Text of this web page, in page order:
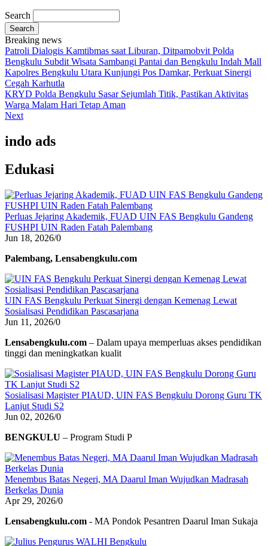
Search
Breaking news
Patroli Dialogis Kamtibmas saat Liburan, Ditpamobvit Polda
Bengkulu Subdit Wisata Sambangi Pantai dan Bengkulu Indah Mall
Kapolres Bengkulu Utara Kunjungi Pos Damkar, Perkuat Sinergi
Cegah Karhutla
KRYD Polda Bengkulu Sasar Sejumlah Titik, Pastikan Aktivitas
Warga Malam Hari Tetap Aman
Next
indo ads
Edukasi
Perluas Jejaring Akademik, FUAD UIN FAS Bengkulu Gandeng
FUSHPI UIN Raden Fatah Palembang
Jun 18, 2026/0
Palembang, Lensabengkulu.com
UIN FAS Bengkulu Perkuat Sinergi dengan Kemenag Lewat
Sosialisasi Pendidikan Pascasarjana
Jun 11, 2026/0
Lensabengkulu.com – Dalam upaya memperluas akses pendidikan
tinggi dan meningkatkan kualit
Sosialisasi Magister PIAUD, UIN FAS Bengkulu Dorong Guru TK
Lanjut Studi S2
Jun 02, 2026/0
BENGKULU – Program Studi P
Menembus Batas Negeri, MA Daarul Iman Wujudkan Madrasah
Berkelas Dunia
Apr 29, 2026/0
Lensabengkulu.com - MA Pondok Pesantren Daarul Iman Sukaja